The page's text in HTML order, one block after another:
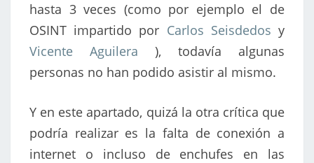
hasta 3 veces (como por ejemplo el de
OSINT impartido por Carlos Seisdedos y
Vicente Aguilera ), todavía algunas
personas no han podido asistir al mismo.
Y en este apartado, quizá la otra crítica que
podría realizar es la falta de conexión a
internet o incluso de enchufes en las